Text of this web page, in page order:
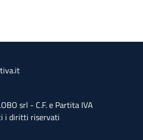
srl - C.F. e Partita IVA
i diritti riservati